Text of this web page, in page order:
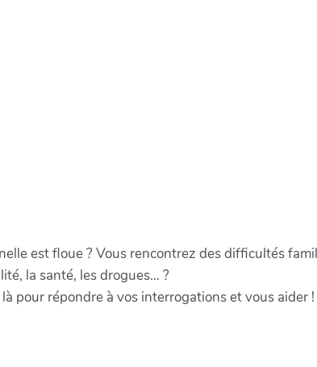
est floue ? Vous rencontrez des difficultés
la santé, les drogues… ?
pour répondre à vos interrogations et vous aider !